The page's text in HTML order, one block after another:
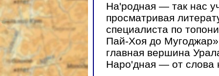
На'родная — так нас
просматривая
специалиста по
Пай-Хоя до
главная вершина
Наро'дная — от слова